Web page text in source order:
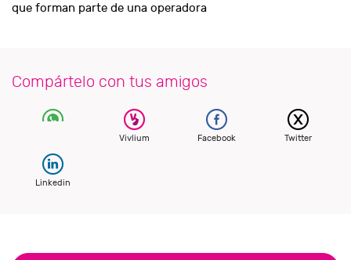
que forman parte de una operadora
Compártelo con tus amigos
Vivlium Facebook Twitter
Linkedin